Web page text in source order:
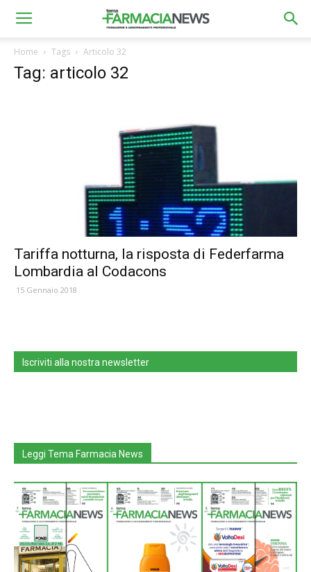
Home Tags Articolo 32
Tag: articolo 32
Tariffa notturna, la risposta di Federfarma
Lombardia al Codacons
15 Gennaio 2018
Iscriviti alla nostra newsletter
Leggi Tema Farmacia News